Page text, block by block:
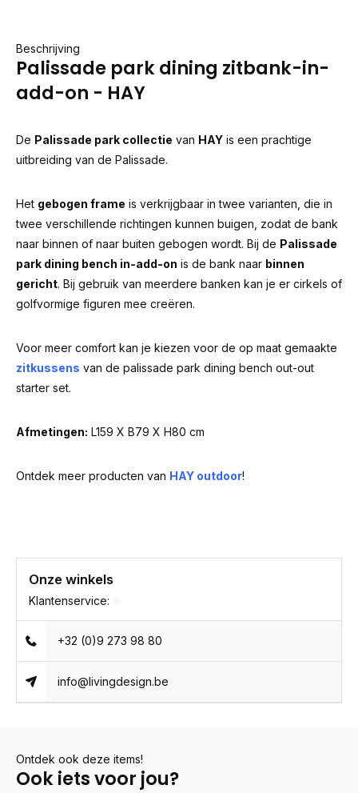
Beschrijving
Palissade park dining zitbank-in-
add-on - HAY
De Palissade park collectie van HAY is een prachtige
uitbreiding van de Palissade.
Het gebogen frame is verkrijgbaar in twee varianten, die in
twee verschillende richtingen kunnen buigen, zodat de bank
naar binnen of naar buiten gebogen wordt. Bij de Palissade
park dining bench in-add-on is de bank naar binnen
gericht. Bij gebruik van meerdere banken kan je er cirkels of
golfvormige figuren mee creëren.
Voor meer comfort kan je kiezen voor de op maat gemaakte
zitkussens van de palissade park dining bench out-out
starter set.
Afmetingen: L159 X B79 X H80 cm
Ontdek meer producten van HAY outdoor!
Onze winkels
Klantenservice:
+32 (0)9 273 98 80
info@livingdesign.be
Ontdek ook deze items!
Ook iets voor jou?